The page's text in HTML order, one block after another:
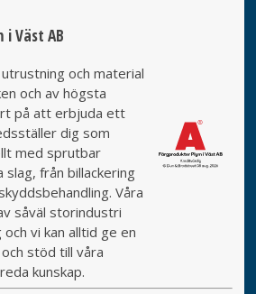
Väst AB
och material
och av högsta
på att erbjuda ett
dig som
med sprutbar
slag, från billackering
Våra
såväl storindustri
vi kan alltid ge en
stöd till våra
kunskap.